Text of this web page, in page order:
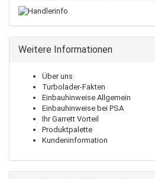
Weitere Informationen
Über uns
Turbolader-Fakten
Einbauhinweise Allgemein
Einbauhinweise bei PSA
Ihr Garrett Vorteil
Produktpalette
Kundeninformation